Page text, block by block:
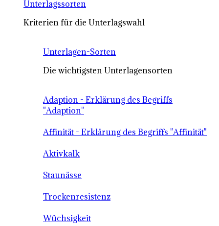
Unterlagssorten
Kriterien für die Unterlagswahl
Unterlagen-Sorten
Die wichtigsten Unterlagensorten
Adaption - Erklärung des Begriffs
"Adaption"
Affinität - Erklärung des Begriffs "Affinität"
Aktivkalk
Staunässe
Trockenresistenz
Wüchsigkeit